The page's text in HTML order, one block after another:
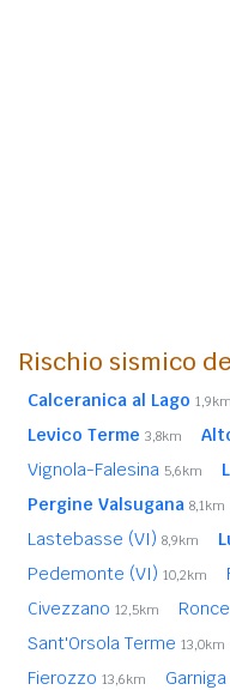
Rischio sismico
Calceranica al Lago 1,9km
Levico Terme 3,8km
Vignola-Falesina 5,6km
Pergine Valsugana 8,1km
Lastebasse (VI) 8,9km
Pedemonte (VI) 10,2km
Civezzano 12,5km
Sant'Orsola Terme 13,0km
Fierozzo 13,6km